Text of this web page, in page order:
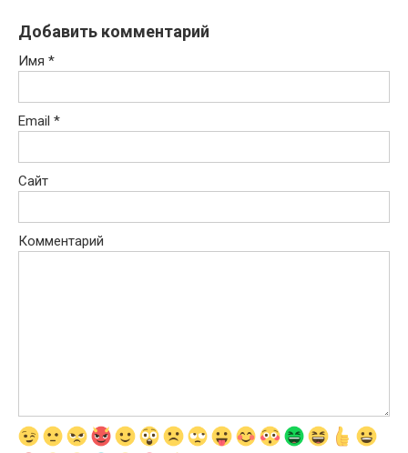
Добавить комментарий
Имя *
Email *
Сайт
Комментарий